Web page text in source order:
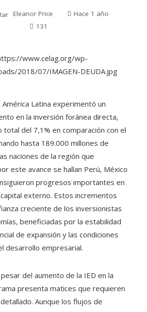
Eleanor Price
Hace 1 año
131
América Latina experimentó un
en la inversión foránea directa,
total del 7,1% en comparación con el
hasta 189.000 millones de
naciones de la región que
este avance se hallan Perú, México
progresos importantes en
externo. Estos incrementos
creciente de los inversionistas
beneficiadas por la estabilidad
de expansión y las condiciones
desarrollo empresarial.
del aumento de la IED en la
presenta matices que requieren
Aunque los flujos de